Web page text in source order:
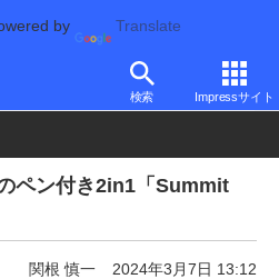
by Translate
検索 Impressサイト
ト/スマートフォン MSI
ペン付き2in1「Summit
関根 慎一 2024年3月7日 13:12